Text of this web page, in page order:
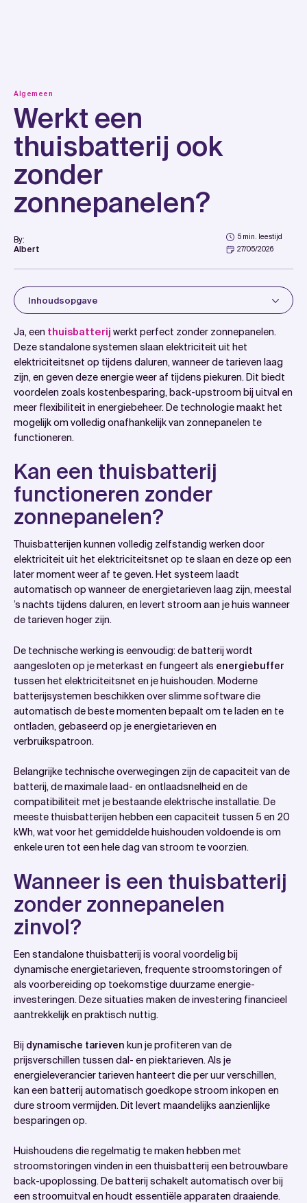
Algemeen
Werkt een
thuisbatterij ook
zonder
zonnepanelen?
By:
Albert
5 min. leestijd
27/05/2026
Inhoudsopgave
Kan een thuisbatterij functioneren zonder
zonnepanelen?
Wanneer is een thuisbatterij zonder zonnepanelen
zinvol?
Wat zijn de voordelen van een thuisbatterij zonder
zonnepanelen?
Hoe kies je de juiste thuisbatterij voor standalone
gebruik?
Hoe WattSlimmer helpt met thuisbatterijoplossingen
Veelgestelde vragen
Ja, een thuisbatterij werkt perfect zonder zonnepanelen.
Deze standalone systemen slaan elektriciteit uit het
elektriciteitsnet op tijdens daluren, wanneer de tarieven laag
zijn, en geven deze energie weer af tijdens piekuren. Dit biedt
voordelen zoals kostenbesparing, back-upstroom bij uitval en
meer flexibiliteit in energiebeheer. De technologie maakt het
mogelijk om volledig onafhankelijk van zonnepanelen te
functioneren.
Kan een thuisbatterij
functioneren zonder
zonnepanelen?
Thuisbatterijen kunnen volledig zelfstandig werken door
elektriciteit uit het elektriciteitsnet op te slaan en deze op een
later moment weer af te geven. Het systeem laadt
automatisch op wanneer de energietarieven laag zijn, meestal
’s nachts tijdens daluren, en levert stroom aan je huis wanneer
de tarieven hoger zijn.
De technische werking is eenvoudig: de batterij wordt
aangesloten op je meterkast en fungeert als energiebuffer
tussen het elektriciteitsnet en je huishouden. Moderne
batterijsystemen beschikken over slimme software die
automatisch de beste momenten bepaalt om te laden en te
ontladen, gebaseerd op je energietarieven en
verbruikspatroon.
Belangrijke technische overwegingen zijn de capaciteit van de
batterij, de maximale laad- en ontlaadsnelheid en de
compatibiliteit met je bestaande elektrische installatie. De
meeste thuisbatterijen hebben een capaciteit tussen 5 en 20
kWh, wat voor het gemiddelde huishouden voldoende is om
enkele uren tot een hele dag van stroom te voorzien.
Wanneer is een thuisbatterij
zonder zonnepanelen
zinvol?
Een standalone thuisbatterij is vooral voordelig bij
dynamische energietarieven, frequente stroomstoringen of
als voorbereiding op toekomstige duurzame energie-
investeringen. Deze situaties maken de investering financieel
aantrekkelijk en praktisch nuttig.
Bij dynamische tarieven kun je profiteren van de
prijsverschillen tussen dal- en piektarieven. Als je
energieleverancier tarieven hanteert die per uur verschillen,
kan een batterij automatisch goedkope stroom inkopen en
dure stroom vermijden. Dit levert maandelijks aanzienlijke
besparingen op.
Huishoudens die regelmatig te maken hebben met
stroomstoringen vinden in een thuisbatterij een betrouwbare
back-upoplossing. De batterij schakelt automatisch over bij
een stroomuitval en houdt essentiële apparaten draaiende.